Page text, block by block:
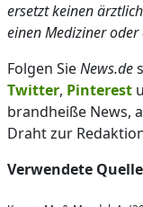
ersetzt keinen
einen Mediziner
Folgen SieNews.de
Twitter, Pinterest
brandheiße News,
Draht zur
Verwendete